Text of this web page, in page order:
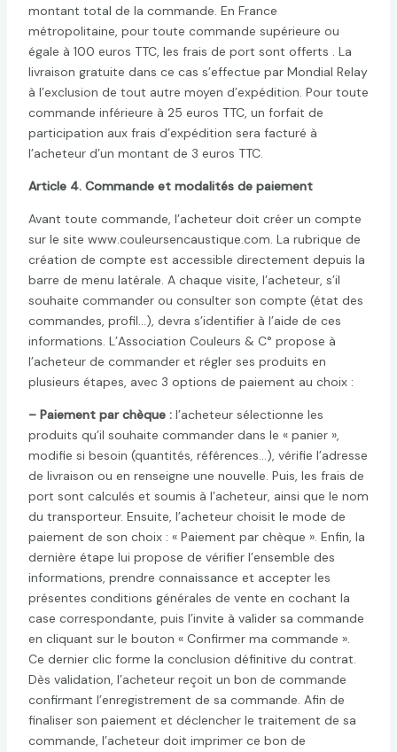
montant total de la commande. En France
métropolitaine, pour toute commande supérieure ou
égale à 100 euros TTC, les frais de port sont offerts . La
livraison gratuite dans ce cas s’effectue par Mondial Relay
à l’exclusion de tout autre moyen d’expédition. Pour toute
commande inférieure à 25 euros TTC, un forfait de
participation aux frais d’expédition sera facturé à
l’acheteur d’un montant de 3 euros TTC.
Article 4. Commande et modalités de paiement
Avant toute commande, l’acheteur doit créer un compte
sur le site www.couleursencaustique.com. La rubrique de
création de compte est accessible directement depuis la
barre de menu latérale. A chaque visite, l’acheteur, s’il
souhaite commander ou consulter son compte (état des
commandes, profil…), devra s’identifier à l’aide de ces
informations. L’Association Couleurs & C° propose à
l’acheteur de commander et régler ses produits en
plusieurs étapes, avec 3 options de paiement au choix :
– Paiement par chèque :l’acheteur sélectionne les
produits qu’il souhaite commander dans le « panier »,
modifie si besoin (quantités, références…), vérifie l’adresse
de livraison ou en renseigne une nouvelle. Puis, les frais de
port sont calculés et soumis à l’acheteur, ainsi que le nom
du transporteur. Ensuite, l’acheteur choisit le mode de
paiement de son choix : « Paiement par chèque ». Enfin, la
dernière étape lui propose de vérifier l’ensemble des
informations, prendre connaissance et accepter les
présentes conditions générales de vente en cochant la
case correspondante, puis l’invite à valider sa commande
en cliquant sur le bouton « Confirmer ma commande ».
Ce dernier clic forme la conclusion définitive du contrat.
Dès validation, l’acheteur reçoit un bon de commande
confirmant l’enregistrement de sa commande. Afin de
finaliser son paiement et déclencher le traitement de sa
commande, l’acheteur doit imprimer ce bon de